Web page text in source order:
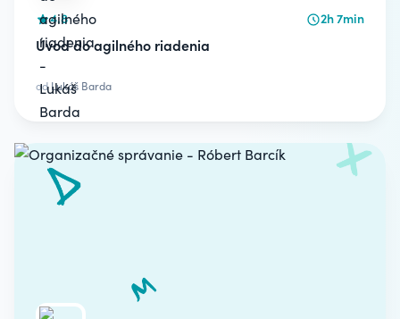
4.8 2h 7min
Úvod do agilného riadenia
odLukáš Barda